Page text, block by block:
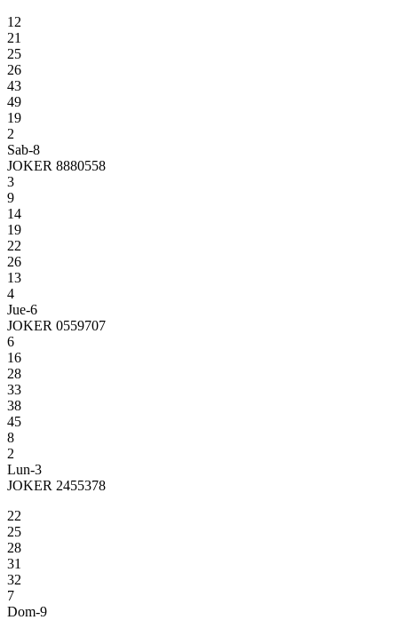
12
21
25
26
43
49
19
2
Sab-8
JOKER 8880558
3
9
14
19
22
26
13
4
Jue-6
JOKER 0559707
6
16
28
33
38
45
8
2
Lun-3
JOKER 2455378
22
25
28
31
32
7
Dom-9